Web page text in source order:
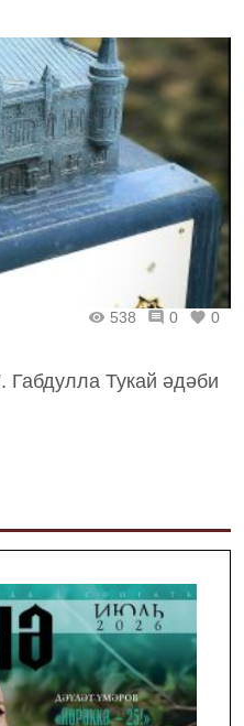
538 0 0
Габдулла Тукай әдәби